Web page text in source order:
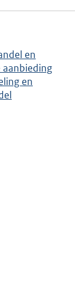
en
aanbieding
en